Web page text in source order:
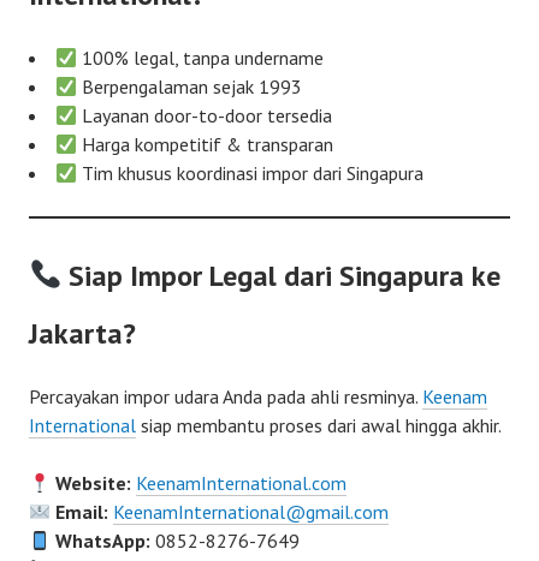
100% legal, tanpa undername
Berpengalaman sejak 1993
Layanan door-to-door tersedia
Harga kompetitif & transparan
Tim khusus koordinasi impor dari Singapura
Siap Impor Legal dari Singapura ke
Jakarta?
Percayakan impor udara Anda pada ahli resminya. Keenam
International siap membantu proses dari awal hingga akhir.
Website: KeenamInternational.com
Email: KeenamInternational@gmail.com
WhatsApp: 0852-8276-7649